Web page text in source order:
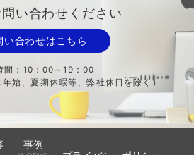
い合わせください
い合わせはこちら
間：10：00～19：00
始、夏期休暇等、弊社休日を除く）
事例